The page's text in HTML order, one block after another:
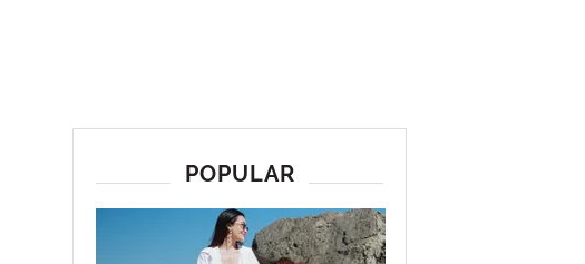
POPULAR